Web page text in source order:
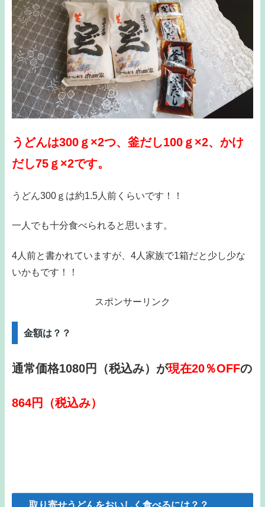
うどんは300ｇ×2つ、釜だし100ｇ×2、かけ
だし75ｇ×2です。
うどん300ｇは約1.5人前くらいです！！
一人でも十分食べられると思います。
4人前と書かれていますが、4人家族で1箱だと少し少な
いかもです！！
スポンサーリンク
金額は？？
通常価格1080円（税込み）が現在20％OFFの
864円（税込み）
取り寄せうどんをおいしく食べるには？？